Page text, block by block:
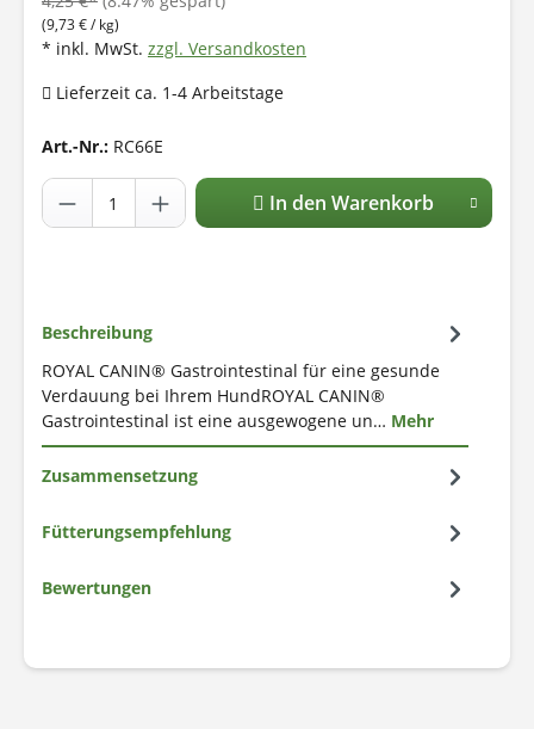
(9,73 € / kg)
* inkl. MwSt. zzgl. Versandkosten
Lieferzeit ca. 1-4 Arbeitstage
Art.-Nr.: RC66E
In den Warenkorb
Beschreibung
ROYAL CANIN® Gastrointestinal für eine gesunde
Verdauung bei Ihrem HundROYAL CANIN®
Gastrointestinal ist eine ausgewogene un… Mehr
Zusammensetzung
Fütterungsempfehlung
Bewertungen